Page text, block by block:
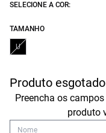
SELECIONE A COR:
TAMANHO
U
Produto esgotado
Preencha os
produto